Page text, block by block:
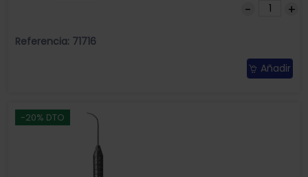
Referencia: 71716
Añadir
-20% DTO